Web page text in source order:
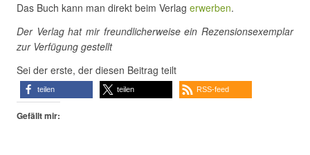
Das Buch kann man direkt beim Verlag erwerben.
Der Verlag hat mir freundlicherweise ein Rezensionsexemplar
zur Verfügung gestellt
Sei der erste, der diesen Beitrag teilt
teilen teilen RSS-feed
Gefällt mir: